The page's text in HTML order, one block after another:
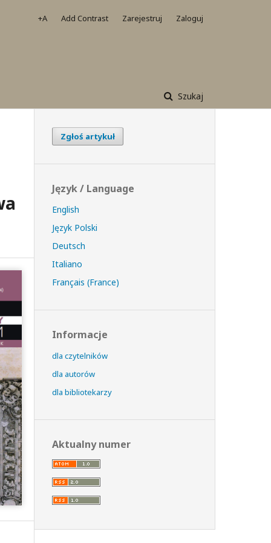
Szukaj
+A Add Contrast Zarejestruj Zaloguj
Zgłoś artykuł
Język / Language
English
Język Polski
Deutsch
Italiano
Français (France)
Informacje
dla czytelników
dla autorów
dla bibliotekarzy
Aktualny numer